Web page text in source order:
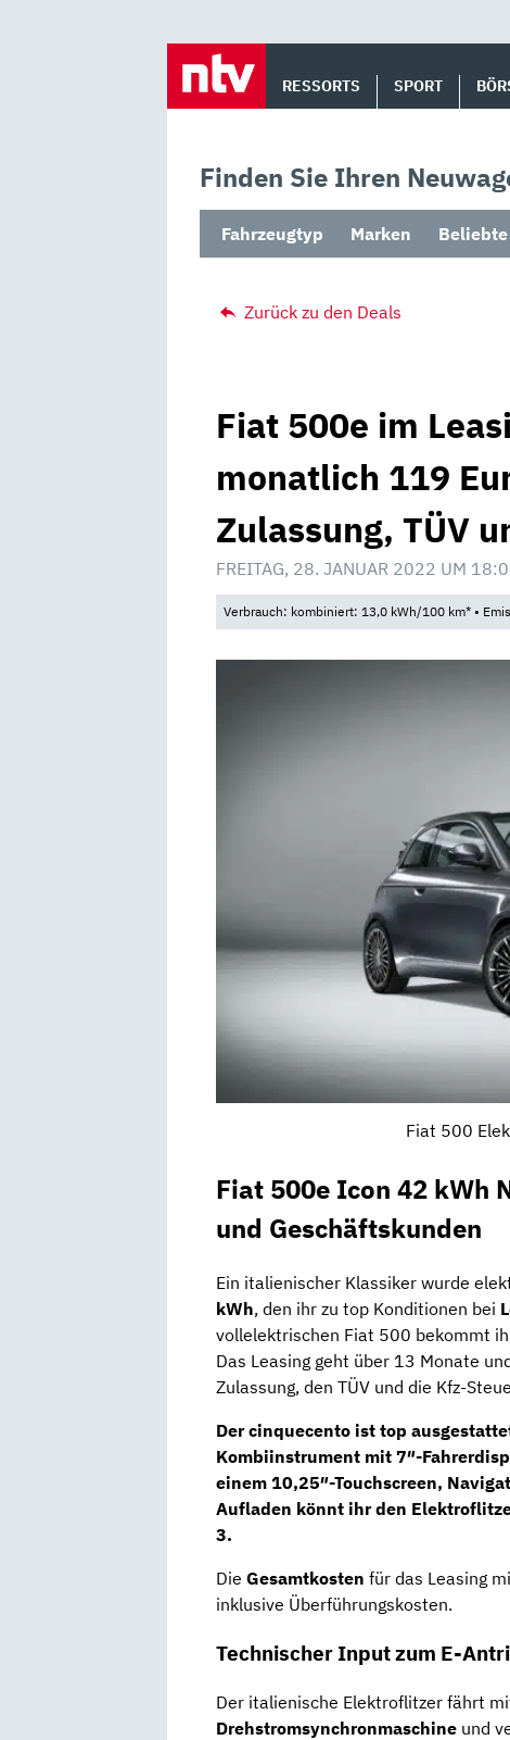
RESSORTS SPORT
Finden Sie Ihren
Fahrzeugtyp Marken
Zurück zu den Deals
Fiat 500e im
monatlich 119
Zulassung, TÜV
FREITAG, 28. JANUAR 2022 UM
Verbrauch: kombiniert: 13,0 kWh/100 km* •
Fiat 500
Fiat 500e Icon 42 kWh
und Geschäftskunden
Ein italienischer Klassiker wurde
kWh, den ihr zu top Konditionen bei
vollelektrischen Fiat 500 bekommt
Das Leasing geht über 13 Monate
Zulassung, den TÜV und die Kfz-
Der cinquecento ist top
Kombiinstrument mit 7″-
einem 10,25″-Touchscreen,
Aufladen könnt ihr den
3.
Die Gesamtkosten für das Leasing
inklusive Überführungskosten.
Technischer Input zum E-
Der italienische Elektroflitzer fährt
Drehstromsynchronmaschine und